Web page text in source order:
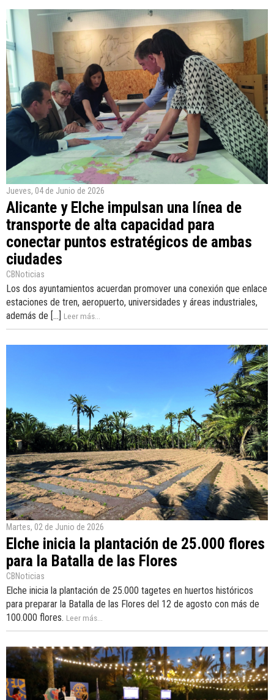
Jueves, 04 de Junio de 2026
Alicante y Elche impulsan una línea de
transporte de alta capacidad para
conectar puntos estratégicos de ambas
ciudades
CBNoticias
Los dos ayuntamientos acuerdan promover una conexión que enlace
estaciones de tren, aeropuerto, universidades y áreas industriales,
además de [...]
Leer más...
Martes, 02 de Junio de 2026
Elche inicia la plantación de 25.000 flores
para la Batalla de las Flores
CBNoticias
Elche inicia la plantación de 25.000 tagetes en huertos históricos
para preparar la Batalla de las Flores del 12 de agosto con más de
100.000 flores. Leer más...